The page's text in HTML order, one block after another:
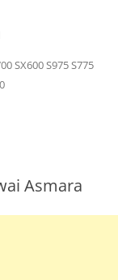
SX600 S975 S775
Asmara